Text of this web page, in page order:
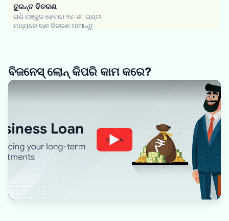
ତୁରନ୍ତ ବିତରଣ
ରାଶି ମଞ୍ଜୁର ହେବାର ୨୪-୪୮ ଘଣ୍ଟା
ମଧ୍ୟରେ ଋଣ ବିତରଣ ପାଆନ୍ତୁ
ବିଜନେସ୍ ଲୋନ୍ କିପରି କାମ କରେ?
Watch